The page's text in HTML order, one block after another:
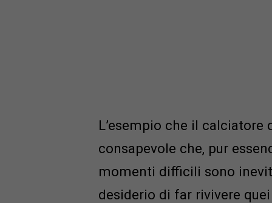
L’esempio che il calciatore
consapevole che, pur
momenti difficili sono
desiderio di far rivivere